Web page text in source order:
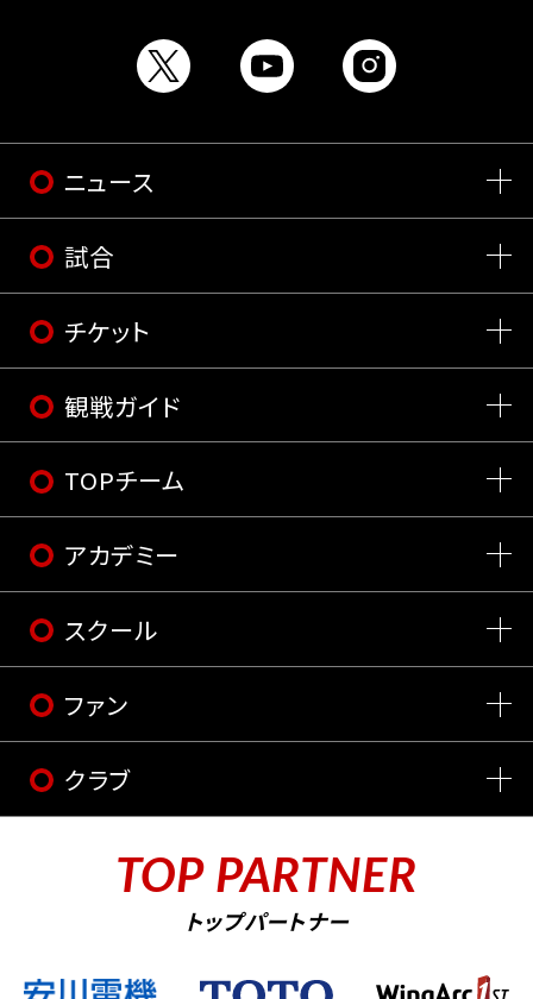
ニュース
試合
チケット
観戦ガイド
TOPチーム
アカデミー
スクール
ファン
クラブ
TOP PARTNER
トップパートナー